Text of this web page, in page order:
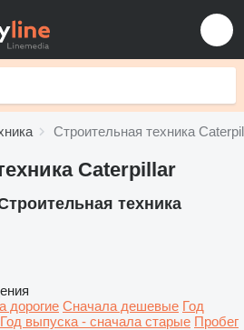
Строительная техника
Caterpillar
техника
дорогие Сначала дешевые Год
Год выпуска - сначала старые Пробег